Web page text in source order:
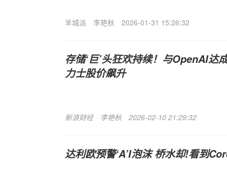
羊城派 李艳秋 2026-01-31 15:26:32
存储‘巨’头狂欢持续！与OpenAI达
力士股价飙升
新浪财经 李艳秋 2026-02-10 21:29:32
达利欧预警‘A’I泡沫 桥水却!看到